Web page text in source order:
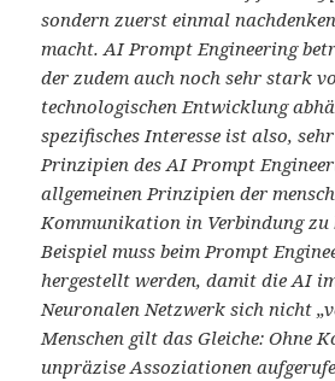
sondern zuerst einmal
macht. AI Prompt Engineering
der zudem auch noch sehr stark
technologischen Entwicklung
spezifisches Interesse ist also,
Prinzipien des AI Prompt
allgemeinen Prinzipien der
Kommunikation in Verbindung zu
Beispiel muss beim Prompt
hergestellt werden, damit die AI
Neuronalen Netzwerk sich nicht
Menschen gilt das Gleiche: Ohne
unpräzise Assoziationen